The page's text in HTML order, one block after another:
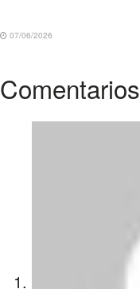
07/06/2026
Comentarios